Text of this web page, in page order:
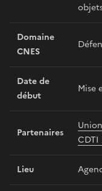
Domaine
CNES
Date de
début
Mise
Partenaires
CDTI
Lieu